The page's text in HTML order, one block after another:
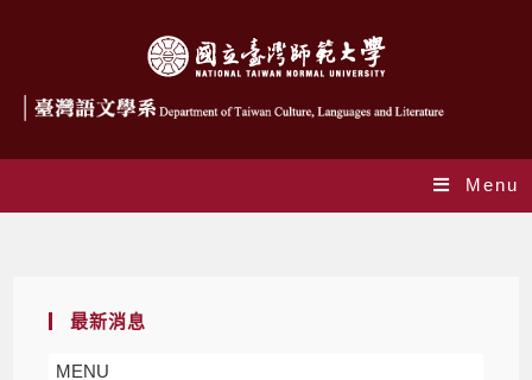
Menu
最新消息
MENU